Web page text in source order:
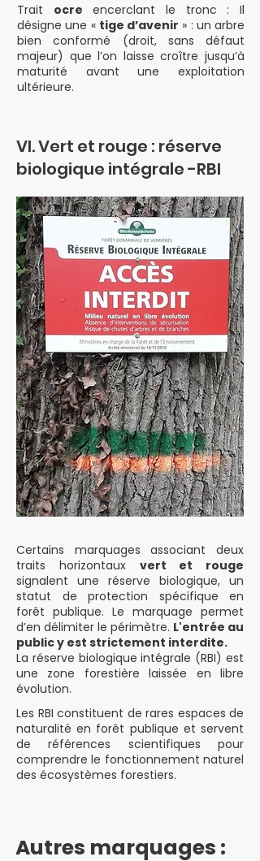
Trait ocre encerclant le tronc : Il
désigne une « tige d’avenir » : un arbre
bien conformé (droit, sans défaut
majeur) que l’on laisse croître jusqu’à
maturité avant une exploitation
ultérieure.
VI. Vert et rouge : réserve
biologique intégrale -RBI
Certains marquages associant deux
traits horizontaux vert et rouge
signalent une réserve biologique, un
statut de protection spécifique en
forêt publique. Le marquage permet
d’en délimiter le périmètre. L'entrée au
public y est strictement interdite.
La réserve biologique intégrale (RBI) est
une zone forestière laissée en libre
évolution.
Les RBI constituent de rares espaces de
naturalité en forêt publique et servent
de références scientifiques pour
comprendre le fonctionnement naturel
des écosystèmes forestiers.
Autres marquages :